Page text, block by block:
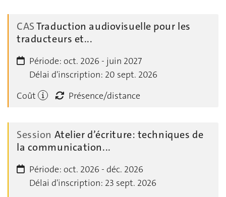
CAS Traduction audiovisuelle pour les
traducteurs et...
Période: oct. 2026 - juin 2027
Délai d'inscription: 20 sept. 2026
Coût
Présence/distance
Session Atelier d’écriture: techniques de
la communication...
Période: oct. 2026 - déc. 2026
Délai d'inscription: 23 sept. 2026